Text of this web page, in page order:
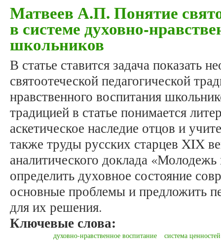
Матвеев А.П. Понятие
в системе духовно-
школьников
В статье ставится задача показать
святоотеческой педагогической
нравственного воспитания
традицией в статье понимается
аскетическое наследие отцов и
также труды русских старцев XIX
аналитического доклада
определить духовное состояние
основные проблемы и предложить
для их решения.
Ключевые слова:
духовно-нравственное воспитание система ценностей